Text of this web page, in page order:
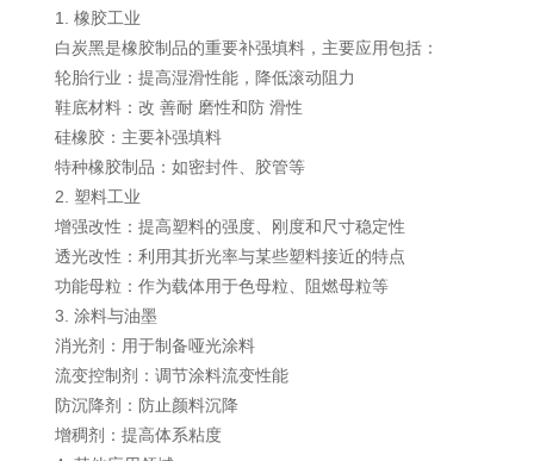
1. 橡胶工业
白炭黑是橡胶制品的重要补强填料，主要应用包括：
轮胎行业：提高湿滑性能，降低滚动阻力
鞋底材料：改 善耐 磨性和防 滑性
硅橡胶：主要补强填料
特种橡胶制品：如密封件、胶管等
2. 塑料工业
增强改性：提高塑料的强度、刚度和尺寸稳定性
透光改性：利用其折光率与某些塑料接近的特点
功能母粒：作为载体用于色母粒、阻燃母粒等
3. 涂料与油墨
消光剂：用于制备哑光涂料
流变控制剂：调节涂料流变性能
防沉降剂：防止颜料沉降
增稠剂：提高体系粘度